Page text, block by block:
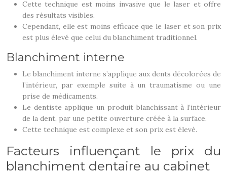
Cette technique est moins invasive que le laser et offre
des résultats visibles.
Cependant, elle est moins efficace que le laser et son prix
est plus élevé que celui du blanchiment traditionnel.
Blanchiment interne
Le blanchiment interne s’applique aux dents décolorées de
l’intérieur, par exemple suite à un traumatisme ou une
prise de médicaments.
Le dentiste applique un produit blanchissant à l’intérieur
de la dent, par une petite ouverture créée à la surface.
Cette technique est complexe et son prix est élevé.
Facteurs influençant le prix du
blanchiment dentaire au cabinet